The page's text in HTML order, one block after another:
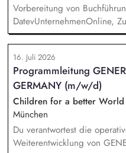
Vorbereitung von
DatevUnternehmenOnline,
Steuerkanzlei, Zuarbeit
des
Unterstützung in der
Administrative Beratung
Pflege von
Geschäftsführung,
Anwendungen, Einhaltung
16. Juli 2026
Programmleitung
GERMANY (m/w/d)
Children for a better World
München
Du verantwortest die
Weiterentwicklung von